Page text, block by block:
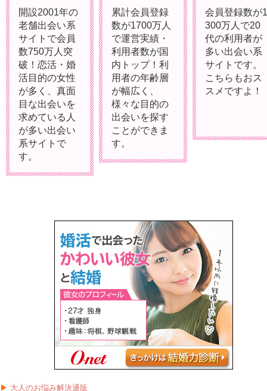
開設2001年の
老舗出会い系
サイトで会員
数750万人突
破！恋活・婚
活目的の女性
が多く、真面
目な出会いを
求めている人
が多い出会い
系サイトで
す。
累計会員登録
数が1700万人
で運営実績・
利用者数が国
内トップ！利
用者の年齢層
が幅広く、
様々な目的の
出会いを探す
ことができま
す。
会員登録数が1
300万人で20
代の利用者が
多い出会い系
サイトです。
こちらもおス
スメですよ！
▶ 大人のお悩み解決通販